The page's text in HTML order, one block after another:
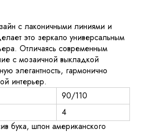
с лаконичными линиями и
это зеркало универсальным
Отличаясь современным
с мозаичной выкладкой
элегантность, гармонично
интерьер.
90/110
4
бука, шпон американского